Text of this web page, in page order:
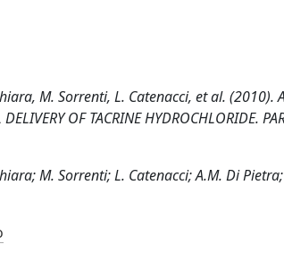
M. Sorrenti, L. Catenacci, et al. (2010).
OF TACRINE HYDROCHLORIDE.
M. Sorrenti; L. Catenacci; A.M. Di